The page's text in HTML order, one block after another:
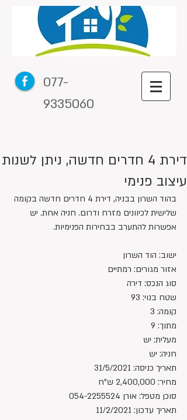
077-
9335060
דירת 4 חדרים חדשה, ניתן לשנות
עיצוב פנימי
בהוד השרון בבניה, דירת 4 חדרים חדשה בקומה
שלישית לכיוונים מזרח ודרום. חניה אחת. יש
אפשרות להתערב בבחירות הפנימיות.
ישוב: הוד השרון
אזור מגורים: רמתיים
סוג הנכס: דירה
שטח בנוי: 93
קומה: 3
מתוך: 9
מעלית: יש
חניה: יש
תאריך כניסה: 31/5/2021
מחיר: 2,400,000 ש"ח
סוכן מטפל: אורן 054-2255524
תאריך עדכון: 11/2/2021